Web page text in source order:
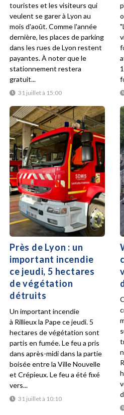
31 juillet à 15:00
touristes et les visiteurs qui
veulent se garer à Lyon au
mois d'août. Comme l'année
dernière, les places de parking
dans les rues de Lyon restent
payantes. À noter que le
stationnement restera
gratuit...
Près de Lyon : un
important incendie
ce jeudi, 5 hectares
de végétation
détruits
31 juillet à 10:10
Un important incendie
à Rillieux la Pape ce jeudi. 5
hectares de végétation sont
partis en fumée. Le feu a pris
dans après-midi dans la partie
boisée entre la Ville Nouvelle
et Crépieux. Le feu a été fixé
vers...